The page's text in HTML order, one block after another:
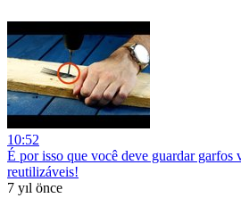
10:52
É por isso que você deve guardar garfos
reutilizáveis!
7 yıl önce